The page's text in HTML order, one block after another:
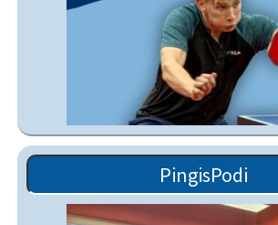
PingisPodi